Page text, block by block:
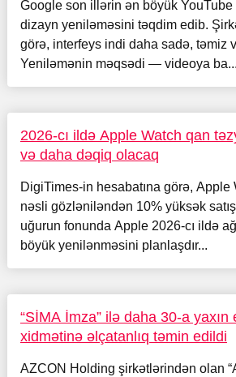
Google son illərin ən böyük
dizayn yeniləməsini təqdim edib.
görə, interfeys indi daha sadə, təmiz
Yeniləmənin məqsədi — videoya ba...
2026-cı ildə Apple Watch qan
və daha dəqiq olacaq
DigiTimes-in hesabatına görə, Apple
nəsli gözləniləndən 10% yüksək
uğurun fonunda Apple 2026-cı ildə
böyük yenilənməsini planlaşdır...
“SİMA İmza” ilə daha 30-a yaxın
xidmətinə əlçatanlıq təmin edildi
AZCON Holding şirkətlərindən olan